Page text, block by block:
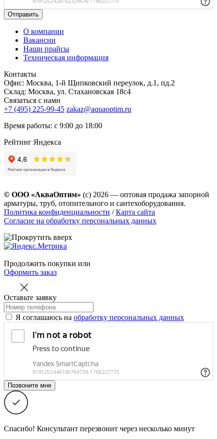
Отправить
О компании
Вакансии
Наши прайсы
Техническая информация
Контакты
Офис: Москва, 1-й Щипковский переулок, д.1, пд.2
Склад: Москва, ул. Стахановская 18с4
Связаться с нами
+7 (495) 225-99-45 zakaz@aquaoptim.ru
Время работы: с 9:00 до 18:00
Рейтинг Яндекса
© ООО «АкваОптим» (с) 2026 — оптовая продажа запорной
арматуры, труб, отопительного и сантехоборудования.
Политика конфиденциальности /Карта сайта
Согласие на обработку персональных данных
Продолжить покупки или
Оформить заказ
Оставьте заявку
Я соглашаюсь на обработку персональных данных
Спасибо! Консультант перезвонит через несколько минут